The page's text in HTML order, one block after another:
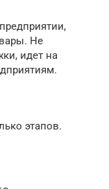
Не
идет на
этапов.